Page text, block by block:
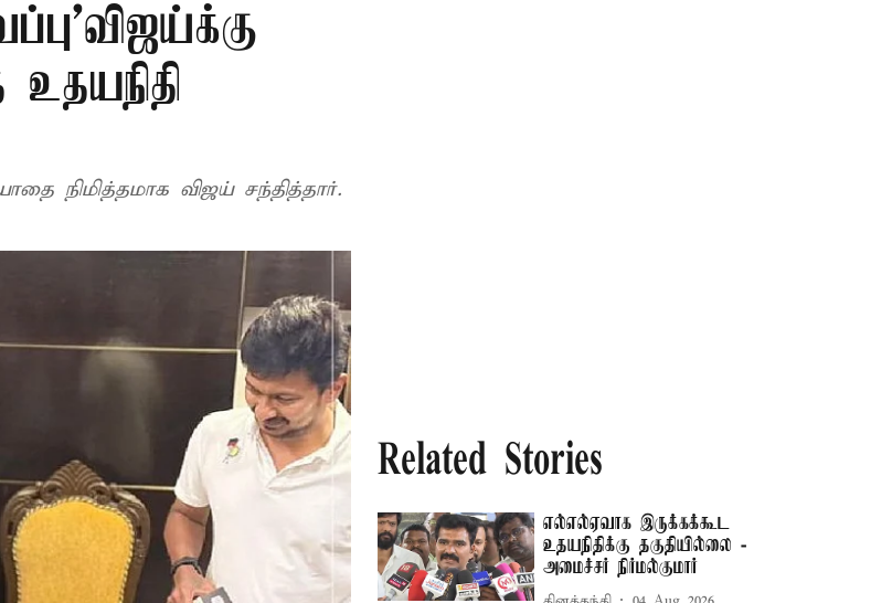
முன்னாள் முதல் அமைச்சர் மு.க. ஸ்டாலினை மரியாதை நிமித்தமாக விஜய் சந்தித்தார்.
Related Stories
எல்எல்ஏவாக இருக்கக்கூட
உதயநிதிக்கு தகுதியில்லை -
அமைச்சர் நிர்மல்குமார்